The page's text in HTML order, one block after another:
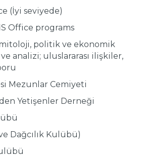
(İyi seviyede)
Office programs
mitoloji, politik ve ekonomik
analizi; uluslararası ilişkiler,
Mezunlar Cemiyeti
Yetişenler Derneği
Dağcılık Kulübü)